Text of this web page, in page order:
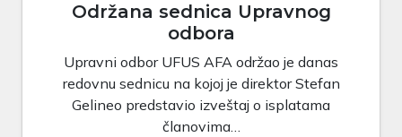
Održana sednica Upravnog
odbora
Upravni odbor UFUS AFA održao je danas
redovnu sednicu na kojoj je direktor Stefan
Gelineo predstavio izveštaj o isplatama
članovima…